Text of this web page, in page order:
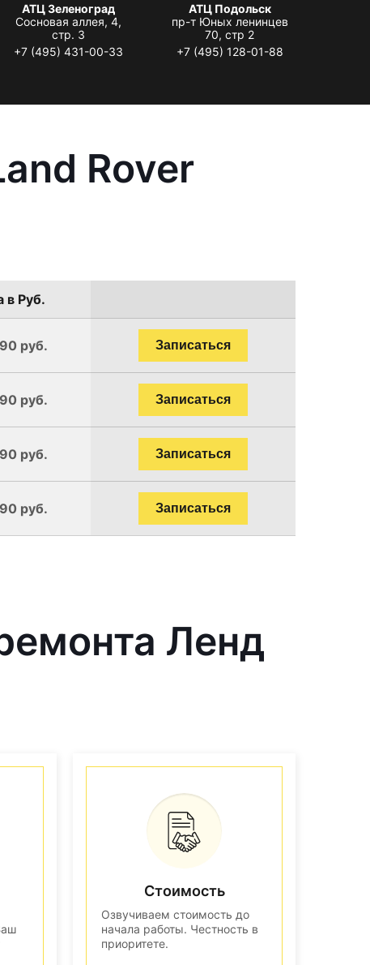
АТЦ Зеленоград
Сосновая аллея, 4,
стр. 3
+7 (495) 431-00-33
АТЦ Подольск
пр-т Юных ленинцев
70, стр 2
+7 (495) 128-01-88
Rover
в Руб.
руб. Записаться
руб. Записаться
руб. Записаться
руб. Записаться
Ленд
Стоимость
Озвучиваем стоимость до
начала работы. Честность в
приоритете.